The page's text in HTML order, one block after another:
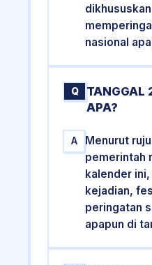
nasional
Q
TANGGAL
APA?
A
Menurut
pemerintah
kalender
kejadian,
peringatan
apapun di